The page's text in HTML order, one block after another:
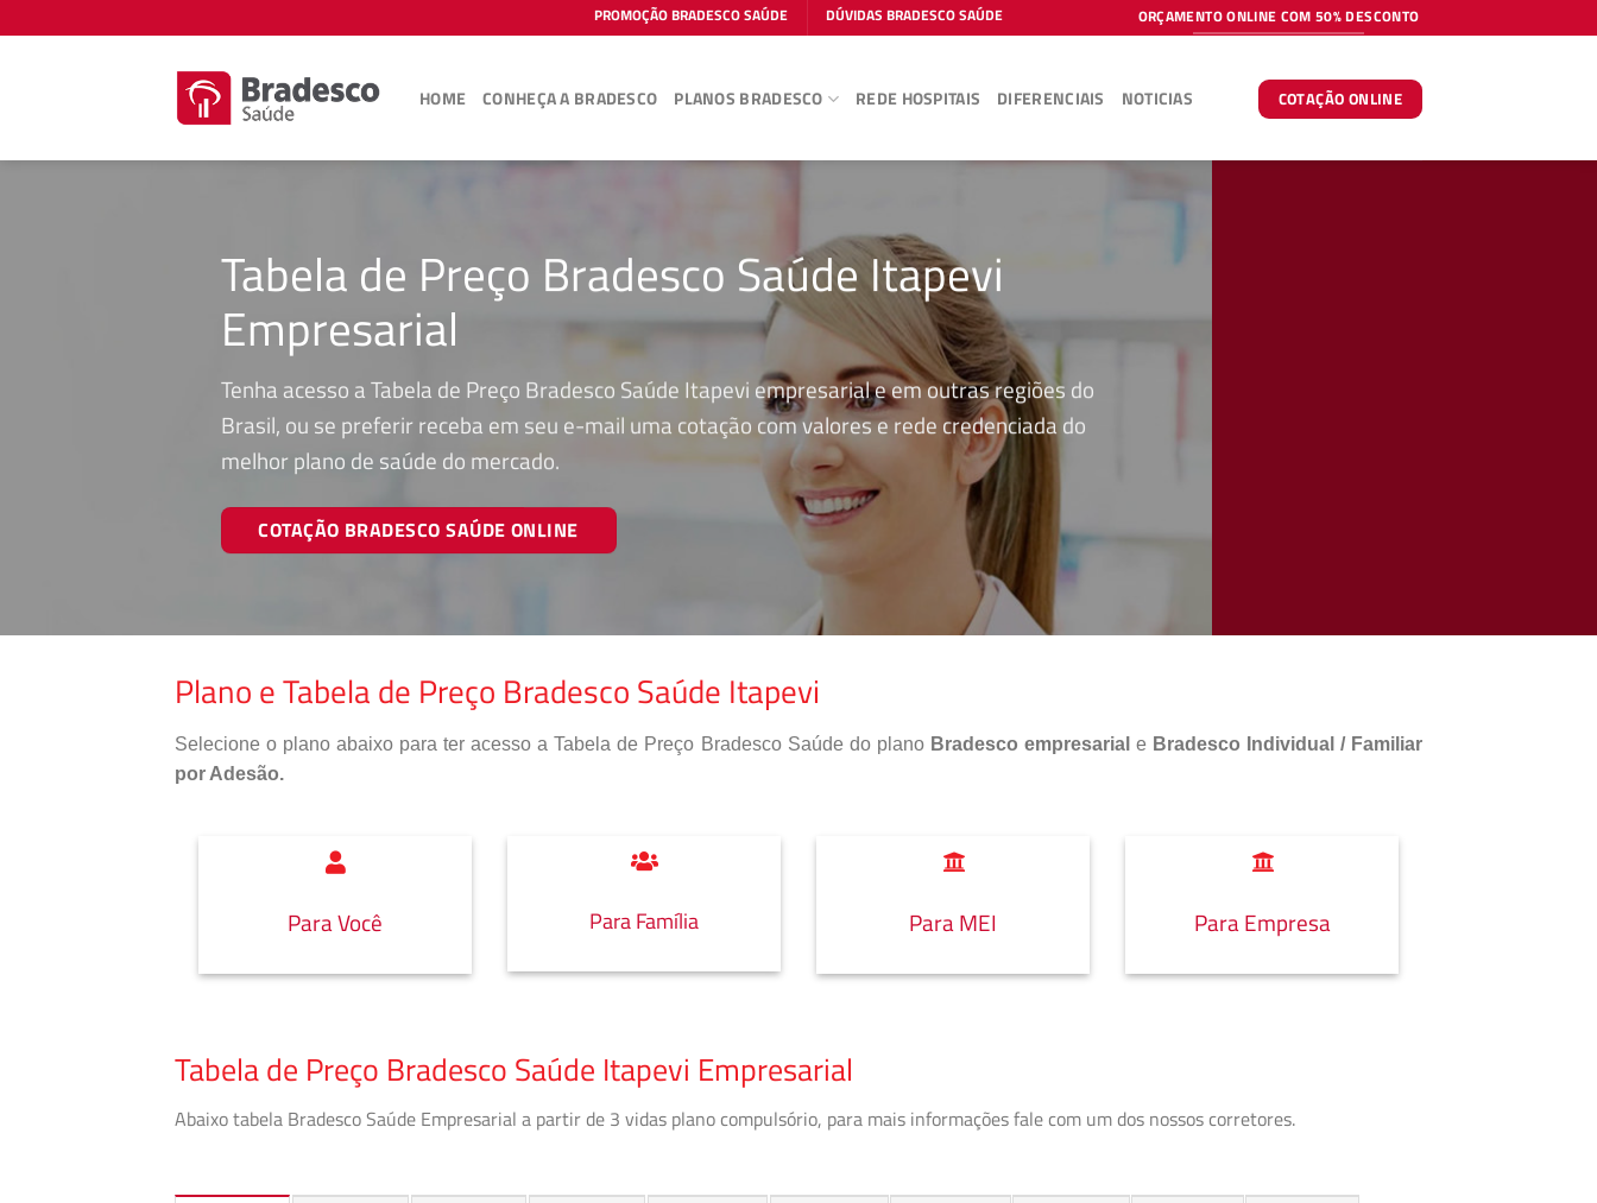
to
PROMOÇÃO BRADESCO SAÚDE DÚVIDAS BRADESCO SAÚDE ORÇAMENTO ONLINE COM 50% DESCONTO
HOME CONHEÇA A BRADESCO PLANOS BRADESCO REDE HOSPITAIS DIFERENCIAIS NOTICIAS COTAÇÃO ONLINE
Tabela de Preço Bradesco Saúde Itapevi
Empresarial
Tenha acesso a Tabela de Preço Bradesco Saúde Itapevi empresarial e em outras regiões do
Brasil, ou se preferir receba em seu e-mail uma cotação com valores e rede credenciada do
melhor plano de saúde do mercado.
COTAÇÃO BRADESCO SAÚDE ONLINE
Plano e Tabela de Preço Bradesco Saúde Itapevi
Selecione o plano abaixo para ter acesso a Tabela de Preço Bradesco Saúde do plano Bradesco empresarial e Bradesco Individual / Familiar
por Adesão.
Para Você Para Família Para MEI Para Empresa
Tabela de Preço Bradesco Saúde Itapevi Empresarial
Abaixo tabela Bradesco Saúde Empresarial a partir de 3 vidas plano compulsório, para mais informações fale com um dos nossos corretores.